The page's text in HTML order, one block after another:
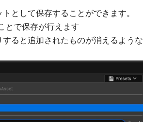
として保存することができます。
とで保存が行えます
ると追加されたものが消えるような